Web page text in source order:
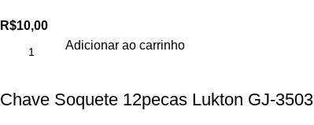
R$10,00
Adicionar ao carrinho
Chave Soquete 12pecas Lukton GJ-3503